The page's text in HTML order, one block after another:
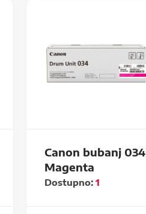
Canon bubanj 034
Magenta
Dostupno:1